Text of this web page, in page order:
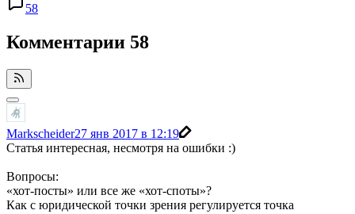
58
Комментарии 58
Markscheider27 янв 2017 в 12:19
Статья интересная, несмотря на ошибки :)
Вопросы:
«хот-посты» или все же «хот-споты»?
Как с юридической точки зрения регулируется точка